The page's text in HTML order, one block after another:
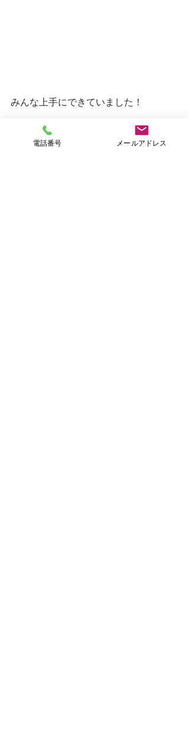
みんな上手にできていました！
この後人に向けない約束で、的に向か
って遊びました。
電話番号 メールアドレス